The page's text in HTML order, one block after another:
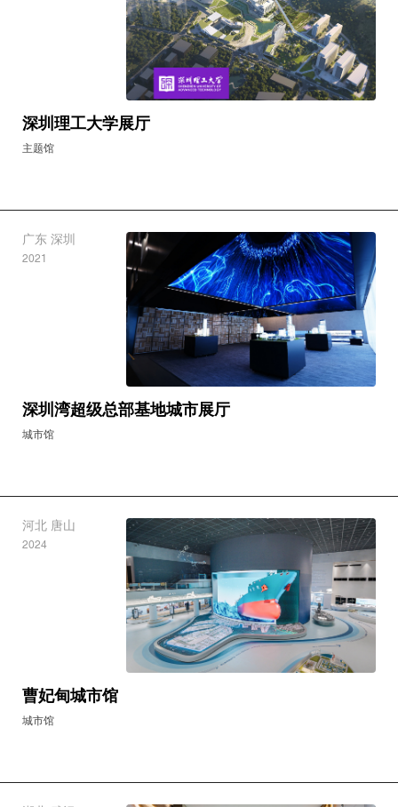
深圳理工大学展厅
深圳湾超级总部基地城市展厅